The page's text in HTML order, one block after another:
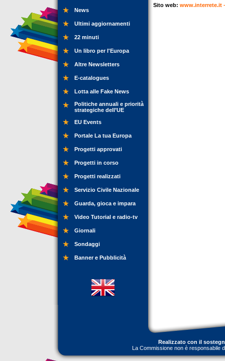
News
Ultimi aggiornamenti
22 minuti
Un libro per l'Europa
Altre Newsletters
E-catalogues
Lotta alle Fake News
Politiche annuali e priorità
strategiche dell’UE
EU Events
Portale La tua Europa
Progetti approvati
Progetti in corso
Progetti realizzati
Servizio Civile Nazionale
Guarda, gioca e impara
Video Tutorial e radio-tv
Giornali
Sondaggi
Banner e Pubblicità
Sito web: www.interrete.it
Realizzato con il
La Commissione non è responsabile